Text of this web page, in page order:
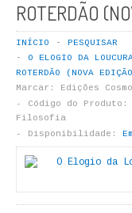
COLEÇÃO
LIVROS DE
INFANTO -
ANTROPOLOGIA E
ROTERDÃO
INÍCIO
PESQUISAR
O ELOGIO DA
ROTERDÃO (NOVA
Marcar:
Edições
Código do Produto:
Filosofia
Disponibilidade: